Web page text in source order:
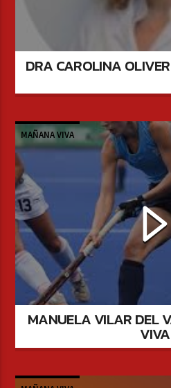
DRA CAROLINA
MAÑANA VIVA
MANUELA VILAR DEL
VIVA